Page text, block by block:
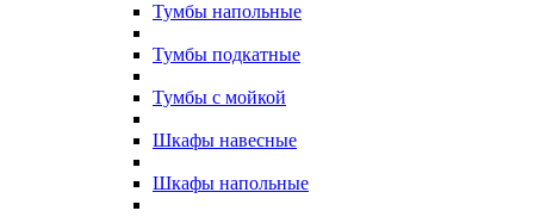
Тумбы напольные
Тумбы подкатные
Тумбы с мойкой
Шкафы навесные
Шкафы напольные